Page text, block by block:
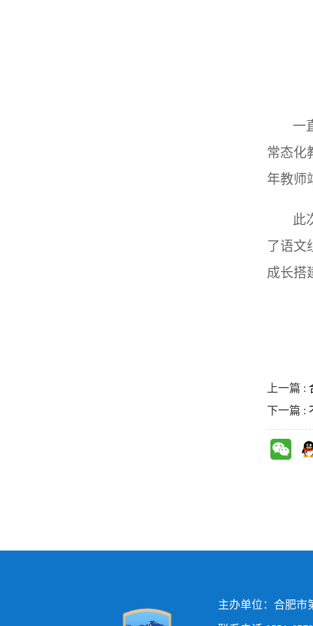
一
常态化
年教师
此
了语文
成长搭
上一篇 :
下一篇 :
主办单位：合肥市